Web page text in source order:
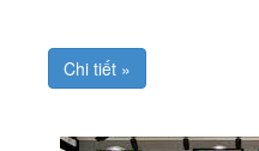
Chi tiết »